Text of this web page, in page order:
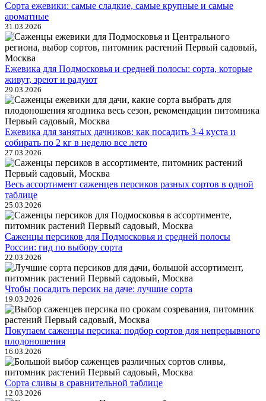
Сорта ежевики: самые сладкие, самые крупные и самые
ароматные
31.03.2026
Ежевика для Подмосковья и средней полосы: сорта, которые
живут, зреют и радуют
29.03.2026
Ежевика для занятых дачников: как посадить 3-4 куста и
собирать по 2 кг в неделю все лето
27.03.2026
Весь ассортимент саженцев персиков разных сортов в одной
таблице
25.03.2026
Саженцы персиков для Подмосковья и средней полосы
России: гид по выбору сорта
22.03.2026
Чтобы посадить персик на даче: лучшие сорта
19.03.2026
Покупаем саженцы персика: подбор сортов для непрерывного
плодоношения
16.03.2026
Сорта сливы в сравнительной таблице
12.03.2026